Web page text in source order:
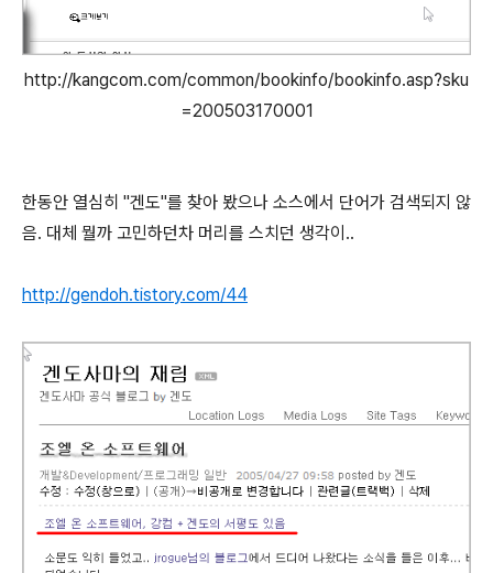
http://kangcom.com/common/bookinfo/bookinfo.asp?sku
=200503170001
한동안 열심히 "겐도"를 찾아 봤으나 소스에서 단어가 검색되지 않
음. 대체 뭘까 고민하던차 머리를 스치던 생각이..
http://gendoh.tistory.com/44